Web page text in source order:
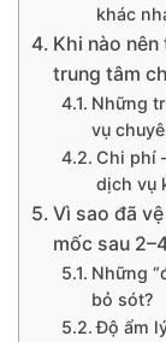
khác
Khi nào
trung tâm
Những
vụ
Chi phí
dịch vụ
Vì sao đã
mốc sau
Những
bỏ sót?
Độ ẩm